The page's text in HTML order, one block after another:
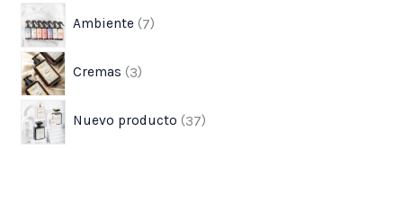
Ambiente 7
Cremas 3
Nuevo producto 37